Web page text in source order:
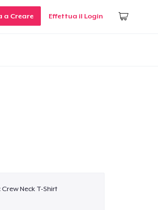
a Creare Effettua il Login
Crew Neck T-Shirt